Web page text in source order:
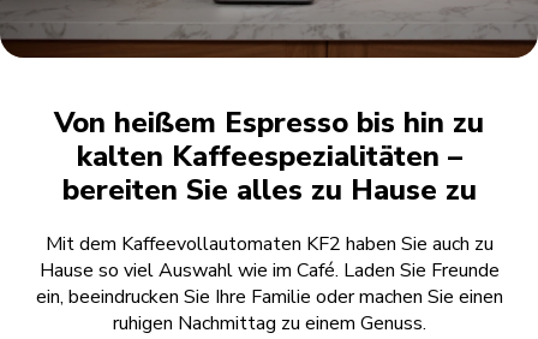
Von heißem Espresso bis hin zu
kalten Kaffeespezialitäten –
bereiten Sie alles zu Hause zu
Mit dem Kaffeevollautomaten KF2 haben Sie auch zu
Hause so viel Auswahl wie im Café. Laden Sie Freunde
ein, beeindrucken Sie Ihre Familie oder machen Sie einen
ruhigen Nachmittag zu einem Genuss.